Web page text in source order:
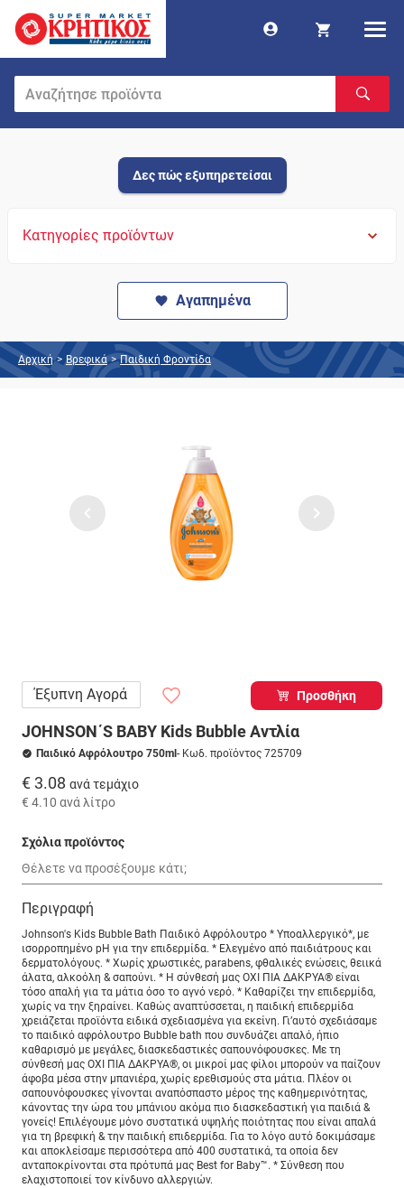
Δες πώς εξυπηρετείσαι
Κατηγορίες προϊόντων
Αγαπημένα
Αρχική > Βρεφικά > Παιδική Φροντίδα
Έξυπνη Αγορά Προσθήκη
JOHNSON΄S BABY Kids Bubble Αντλία
Παιδικό Αφρόλουτρο 750ml - Κωδ. προϊόντος 725709
€ 3.08 ανά τεμάχιο
€ 4.10 ανά λίτρο
Σχόλια προϊόντος
Περιγραφή
Johnson's Kids Bubble Bath Παιδικό Αφρόλουτρο * Υποαλλεργικό*, με
ισορροπημένο pH για την επιδερμίδα. * Ελεγμένο από παιδιάτρους και
δερματολόγους. * Χωρίς χρωστικές, parabens, φθαλικές ενώσεις, θειικά
άλατα, αλκοόλη & σαπούνι. * Η σύνθεσή μας ΟΧΙ ΠΙΑ ΔΑΚΡΥΑ® είναι
τόσο απαλή για τα μάτια όσο το αγνό νερό. * Καθαρίζει την επιδερμίδα,
χωρίς να την ξηραίνει. Καθώς αναπτύσσεται, η παιδική επιδερμίδα
χρειάζεται προϊόντα ειδικά σχεδιασμένα για εκείνη. Γι’αυτό σχεδιάσαμε
το παιδικό αφρόλουτρο Bubble bath που συνδυάζει απαλό, ήπιο
καθαρισμό με μεγάλες, διασκεδαστικές σαπουνόφουσκες. Με τη
σύνθεσή μας ΟΧΙ ΠΙΑ ΔΑΚΡΥΑ®, οι μικροί μας φίλοι μπορούν να παίζουν
άφοβα μέσα στην μπανιέρα, χωρίς ερεθισμούς στα μάτια. Πλέον οι
σαπουνόφουσκες γίνονται αναπόσπαστο μέρος της καθημερινότητας,
κάνοντας την ώρα του μπάνιου ακόμα πιο διασκεδαστική για παιδιά &
γονείς! Επιλέγουμε μόνο συστατικά υψηλής ποιότητας που είναι απαλά
για τη βρεφική & την παιδική επιδερμίδα. Για το λόγο αυτό δοκιμάσαμε
και αποκλείσαμε περισσότερα από 400 συστατικά, τα οποία δεν
ανταποκρίνονται στα πρότυπά μας Best for Baby™. * Σύνθεση που
ελαχιστοποιεί τον κίνδυνο αλλεργιών.